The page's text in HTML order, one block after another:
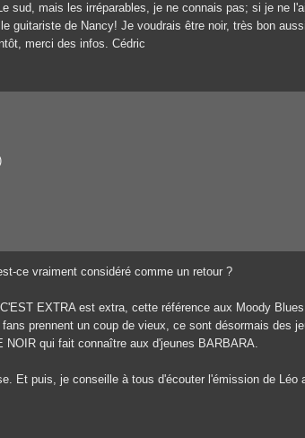
sud, mais les irréparables, je ne connais pas; si je ne
guitariste de Nancy! Je voudrais être noir, très bon
merci des infos. Cédric
ce vraiment considéré comme un retour ?
EXTRA est extra, cette référence aux Moody
prennent un coup de vieux, ce sont désormais des
NOIR qui fait connaître aux d'jeunes BARBARA.
Et puis, je conseille à tous d'écouter l'émission de Léo